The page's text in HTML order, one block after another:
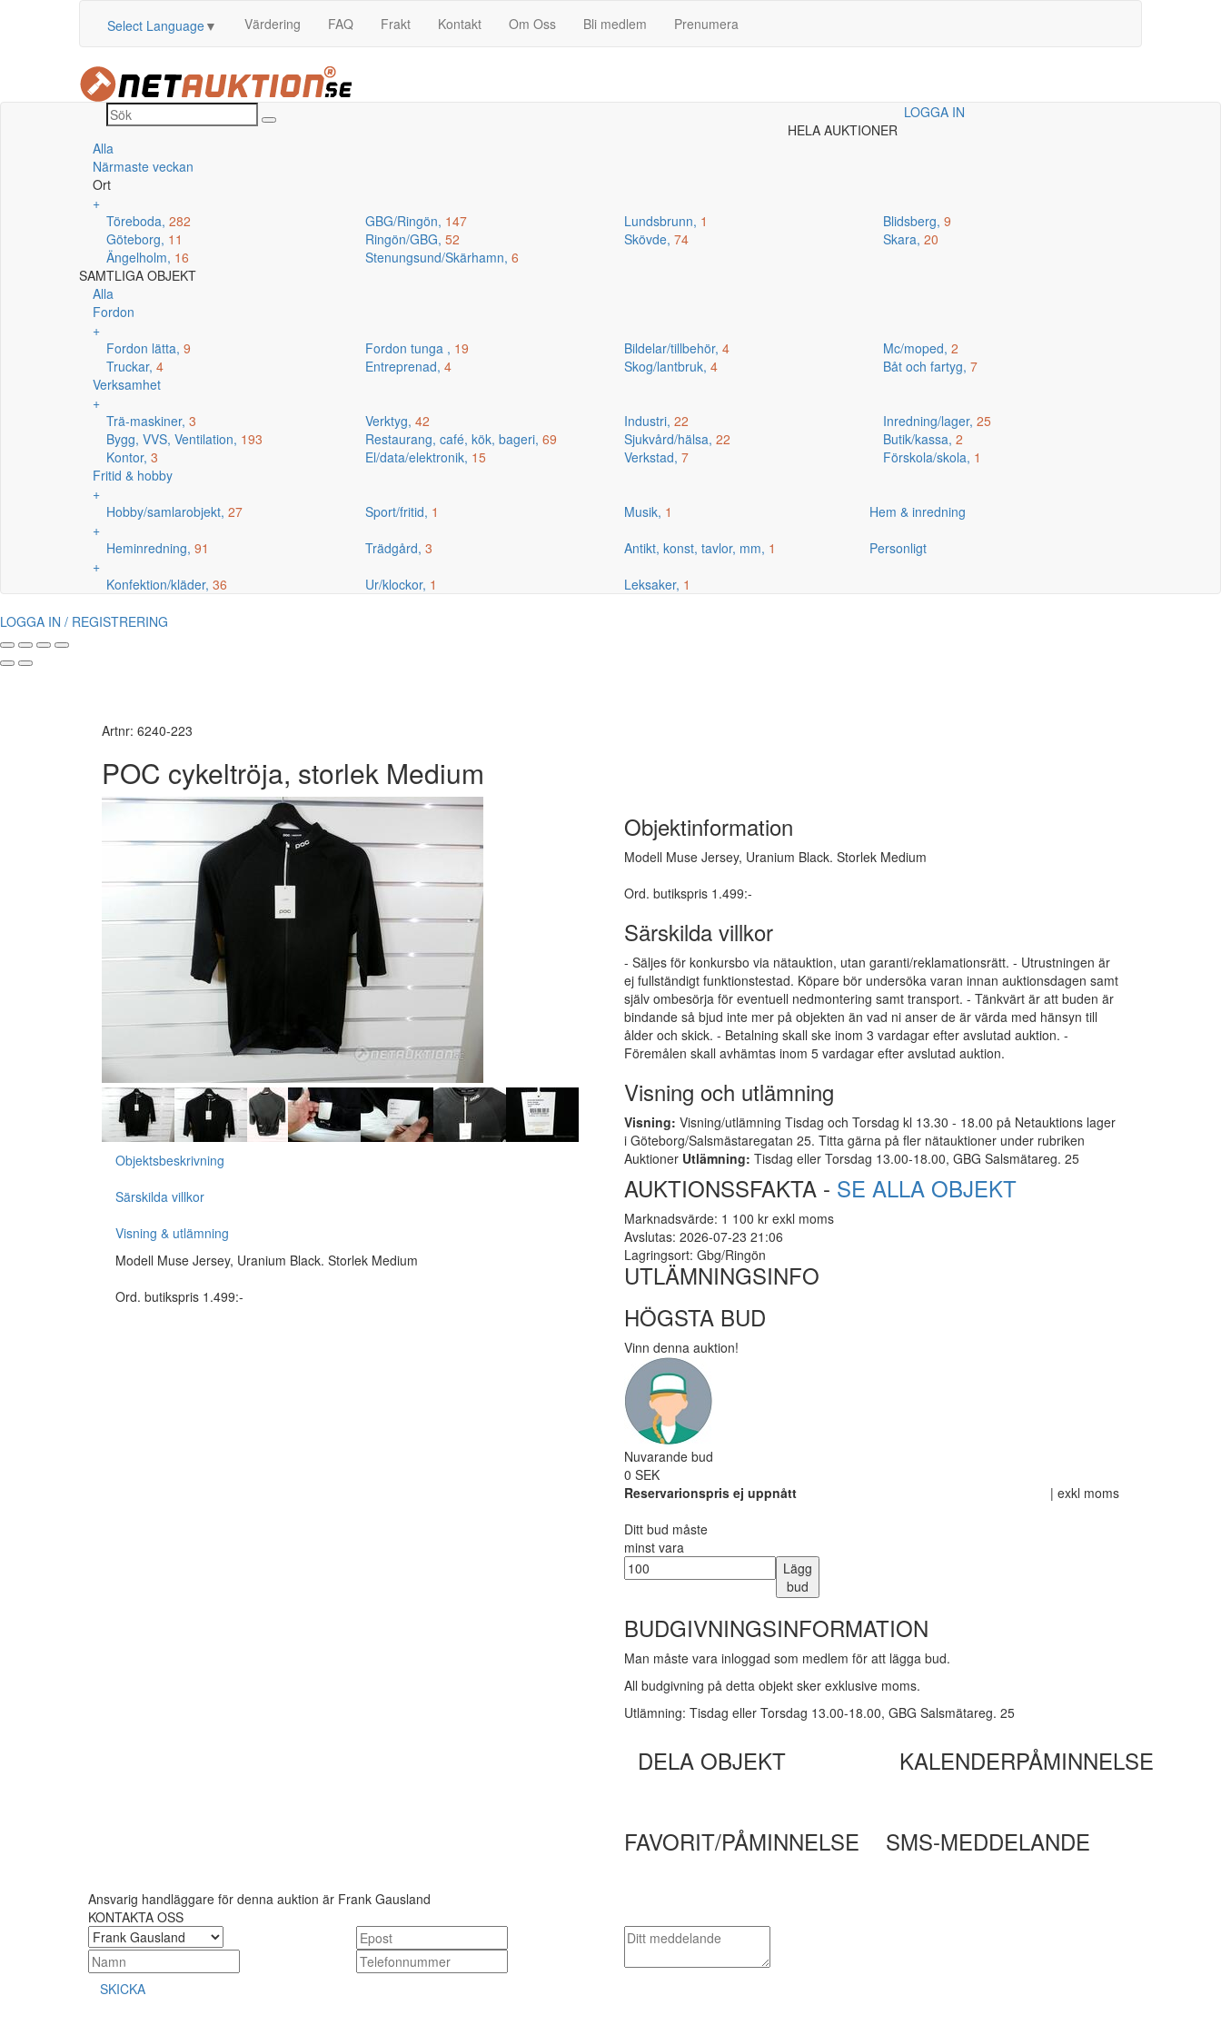
Select Language▼ Värdering FAQ Frakt Kontakt Om Oss Bli medlem Prenumera
LOGGA IN
HELA AUKTIONER
Alla
Närmaste veckan
Ort
+
Töreboda, 282 GBG/Ringön, 147 Lundsbrunn, 1 Blidsberg, 9
Göteborg, 11 Ringön/GBG, 52 Skövde, 74 Skara, 20
Ängelholm, 16 Stenungsund/Skärhamn, 6
SAMTLIGA OBJEKT
Alla
Fordon
+
Fordon lätta, 9 Fordon tunga , 19 Bildelar/tillbehör, 4 Mc/moped, 2
Truckar, 4 Entreprenad, 4 Skog/lantbruk, 4 Båt och fartyg, 7
Verksamhet
+
Trä-maskiner, 3 Verktyg, 42 Industri, 22 Inredning/lager, 25
Bygg, VVS, Ventilation, 193 Restaurang, café, kök, bageri, 69 Sjukvård/hälsa, 22 Butik/kassa, 2
Kontor, 3 El/data/elektronik, 15 Verkstad, 7 Förskola/skola, 1
Fritid & hobby
+
Hobby/samlarobjekt, 27 Sport/fritid, 1 Musik, 1
Hem & inredning
+
Heminredning, 91 Trädgård, 3 Antikt, konst, tavlor, mm, 1
Personligt
+
Konfektion/kläder, 36 Ur/klockor, 1 Leksaker, 1
LOGGA IN / REGISTRERING
Artnr: 6240-223
POC cykeltröja, storlek Medium
Objektsbeskrivning
Särskilda villkor
Visning & utlämning
Modell Muse Jersey, Uranium Black. Storlek Medium
Ord. butikspris 1.499:-
Objektinformation
Modell Muse Jersey, Uranium Black. Storlek Medium
Ord. butikspris 1.499:-
Särskilda villkor
- Säljes för konkursbo via nätauktion, utan garanti/reklamationsrätt. - Utrustningen är
ej fullständigt funktionstestad. Köpare bör undersöka varan innan auktionsdagen samt
själv ombesörja för eventuell nedmontering samt transport. - Tänkvärt är att buden är
bindande så bjud inte mer på objekten än vad ni anser de är värda med hänsyn till
ålder och skick. - Betalning skall ske inom 3 vardagar efter avslutad auktion. -
Föremålen skall avhämtas inom 5 vardagar efter avslutad auktion.
Visning och utlämning
Visning: Visning/utlämning Tisdag och Torsdag kl 13.30 - 18.00 på Netauktions lager
i Göteborg/Salsmästaregatan 25. Titta gärna på fler nätauktioner under rubriken
Auktioner Utlämning: Tisdag eller Torsdag 13.00-18.00, GBG Salsmätareg. 25
AUKTIONSSFAKTA - SE ALLA OBJEKT
Marknadsvärde: 1 100 kr exkl moms
Avslutas: 2026-07-23 21:06
Lagringsort: Gbg/Ringön
UTLÄMNINGSINFO
HÖGSTA BUD
Vinn denna auktion!
Nuvarande bud
0 SEK
| exkl moms
Reservarionspris ej uppnått
Ditt bud måste
minst vara
Lägg
bud
BUDGIVNINGSINFORMATION
Man måste vara inloggad som medlem för att lägga bud.
All budgivning på detta objekt sker exklusive moms.
Utlämning: Tisdag eller Torsdag 13.00-18.00, GBG Salsmätareg. 25
DELA OBJEKT KALENDERPÅMINNELSE
FAVORIT/PÅMINNELSE SMS-MEDDELANDE
Ansvarig handläggare för denna auktion är Frank Gausland
KONTAKTA OSS
SKICKA